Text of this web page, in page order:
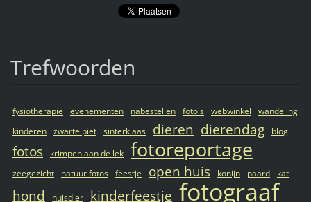
Trefwoorden
fysiotherapie evenementen nabestellen foto's webwinkel
wandeling
kinderen zwarte piet sinterklaas dieren dierendag blog
fotos krimpen aan de lek fotoreportage
zeegezicht natuur fotos feestje open huis konijn paard kat
hond huisdier kinderfeestje fotograaf